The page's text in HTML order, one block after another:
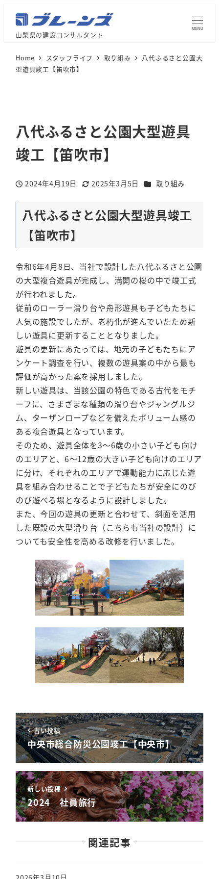
山梨県の建設コンサルタント
MENU
Home スタッフライフ 取り組み
八代ふるさと公園大
型遊具竣工【笛吹市】
八代ふるさと公園大型遊具
竣工【笛吹市】
投稿日
2024年4月19日
更新日
2025年3月5日 カテゴリー
取り組み
八代ふるさと公園大型遊具竣工
【笛吹市】
令和6年4月8日、当社で設計した八代ふるさと公園
の大型複合遊具が完成し、満開の桜の中で竣工式
が行われました。
従前のローラー滑り台や舟形遊具も子どもたちに
人気の施設でしたが、老朽化が進んでいたため新
しい遊具に更新することとなりました。
遊具の更新にあたっては、地元の子どもたちにア
ンケート調査を行い、複数の遊具案の中から最も
評価が高かった案を採用しました。
新しい遊具は、当該公園の特色である古代をモチ
ーフに、さまざまな種類の滑り台やジャングルジ
ム、ターザンロープなどを備えたボリューム感の
ある複合遊具となっています。
そのため、遊具全体を3～6歳の小さい子ども向け
のエリアと、6～12歳の大きい子ども向けのエリア
に分け、それぞれのエリアで運動能力に応じた遊
具を組み合わせることで子どもたちが安全にのび
のび遊べる場となるように設計しました。
また、今回の遊具の更新と合わせて、斜面を活用
した既設の大型滑り台（こちらも当社の設計）に
ついても安全性を高める改修を行いました。
古い投稿
中央市総合防災公園竣工【中央市】
新しい投稿
2024 社員旅行
関連記事